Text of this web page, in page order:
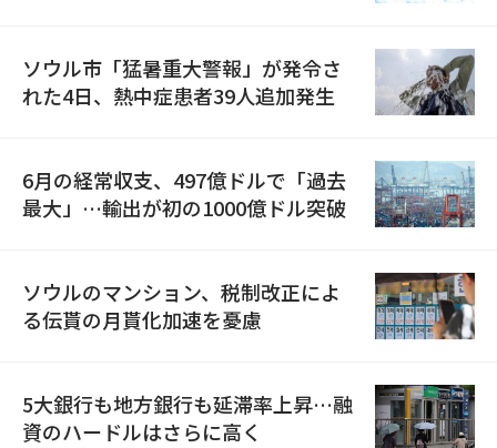
ソウル市「猛暑重大警報」が発令さ
れた4日、熱中症患者39人追加発生
6月の経常収支、497億ドルで「過去
最大」…輸出が初の1000億ドル突破
ソウルのマンション、税制改正によ
る伝貰の月貰化加速を憂慮
5大銀行も地方銀行も延滞率上昇…融
資のハードルはさらに高く